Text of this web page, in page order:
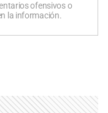
ofensivos o
la información.